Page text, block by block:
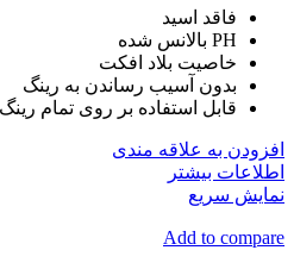
فاقد اسید
PH بالانس شده
خاصیت بلاد افکت
بدون آسیب رساندن به رینگ
قابل استفاده بر روی تمام
افزودن به علاقه مندی
اطلاعات بیشتر
نمایش سریع
Add to compare